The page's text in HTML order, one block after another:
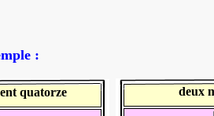
:
quatorze
deux